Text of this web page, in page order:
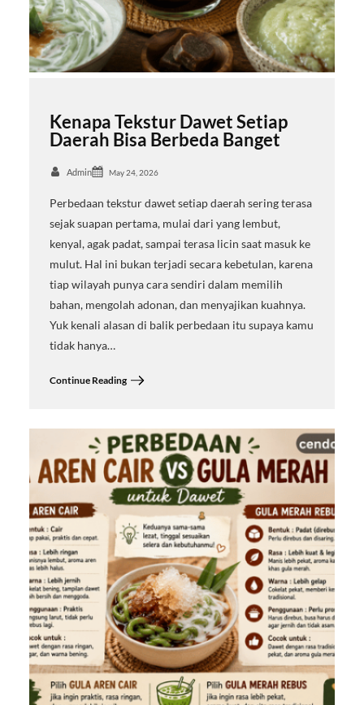
Kenapa Tekstur Dawet Setiap
Daerah Bisa Berbeda Banget
Admin May 24, 2026
Perbedaan tekstur dawet setiap daerah sering terasa
sejak suapan pertama, mulai dari yang lembut,
kenyal, agak padat, sampai terasa licin saat masuk ke
mulut. Hal ini bukan terjadi secara kebetulan, karena
tiap wilayah punya cara sendiri dalam memilih
bahan, mengolah adonan, dan menyajikan kuahnya.
Yuk kenali alasan di balik perbedaan itu supaya kamu
tidak hanya…
Continue Reading